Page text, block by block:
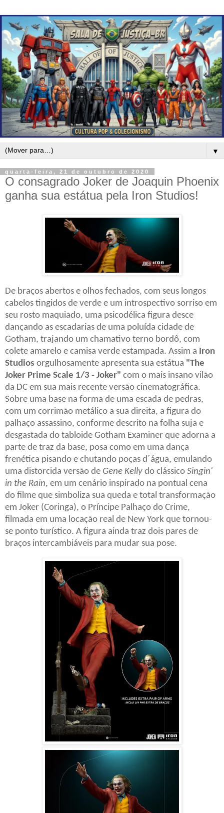
▼
quarta-feira, 21 de outubro de 2020
O consagrado Joker de Joaquin Phoenix
ganha sua estátua pela Iron Studios!
De braços abertos e olhos fechados, com seus longos
cabelos tingidos de verde e um introspectivo sorriso em
seu rosto maquiado, uma psicodélica figura desce
dançando as escadarias de uma poluída cidade de
Gotham, trajando um chamativo terno bordô, com
colete amarelo e camisa verde estampada. Assim a Iron
Studios orgulhosamente apresenta sua estátua "The
Joker Prime Scale 1/3 - Joker" com o mais insano vilão
da DC em sua mais recente versão cinematográfica.
Sobre uma base na forma de uma escada de pedras,
com um corrimão metálico a sua direita, a figura do
palhaço assassino, conforme descrito na folha suja e
desgastada do tabloide Gotham Examiner que adorna a
parte de traz da base, posa como em uma dança
frenética pisando e chutando poças d´água, emulando
uma distorcida versão de Gene Kelly do clássico Singin'
in the Rain, em um cenário inspirado na pontual cena
do filme que simboliza sua queda e total transformação
em Joker (Coringa), o Príncipe Palhaço do Crime,
filmada em uma locação real de New York que tornou-
se ponto turístico. A figura ainda traz dois pares de
braços intercambiáveis para mudar sua pose.